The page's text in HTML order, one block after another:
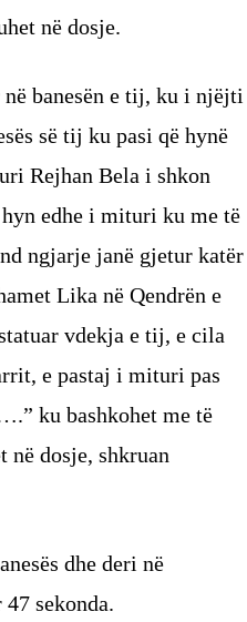
në dosje.
banesën e tij, ku i njëjti
së tij ku pasi që hynë
Rejhan Bela i shkon
edhe i mituri ku me të
ngjarje janë gjetur katër
Lika në Qendrën e
vdekja e tij, e cila
e pastaj i mituri pas
ku bashkohet me të
dosje, shkruan
dhe deri në
sekonda.